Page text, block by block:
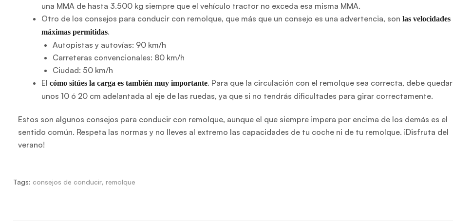
una MMA de hasta 3.500 kg siempre que el vehículo tractor no exceda esa misma MMA.
Otro de los consejos para conducir con remolque, que más que un consejo es una advertencia, son las velocidades
máximas permitidas.
Autopistas y autovías: 90 km/h
Carreteras convencionales: 80 km/h
Ciudad: 50 km/h
El cómo sitúes la carga es también muy importante. Para que la circulación con el remolque sea correcta, debe quedar
unos 10 ó 20 cm adelantada al eje de las ruedas, ya que si no tendrás dificultades para girar correctamente.
Estos son algunos consejos para conducir con remolque, aunque el que siempre impera por encima de los demás es el
sentido común. Respeta las normas y no lleves al extremo las capacidades de tu coche ni de tu remolque. ¡Disfruta del
verano!
Tags: consejos de conducir, remolque